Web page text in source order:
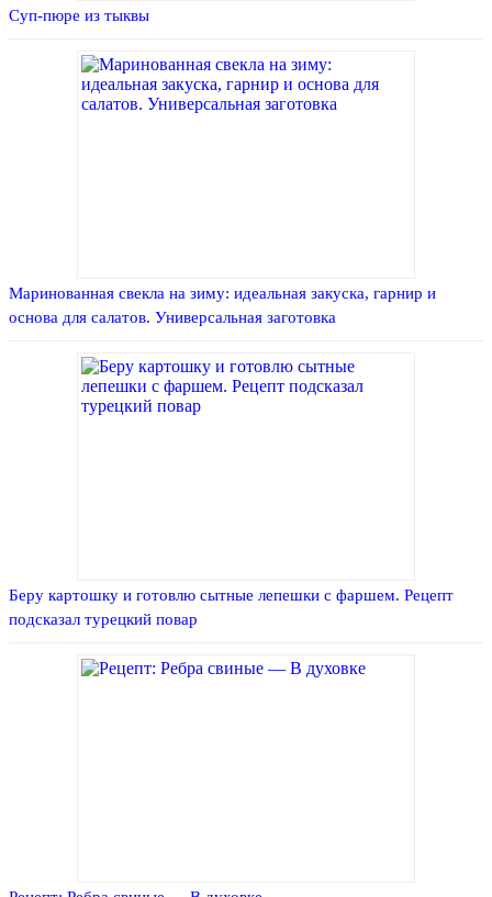
Суп-пюре из тыквы
Маринованная свекла на зиму: идеальная закуска, гарнир и
основа для салатов. Универсальная заготовка
Беру картошку и готовлю сытные лепешки с фаршем. Рецепт
подсказал турецкий повар